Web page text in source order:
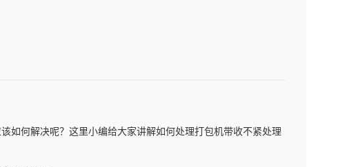
如何解决呢？这里小编给大家讲解如何处理打包机带收不紧处理